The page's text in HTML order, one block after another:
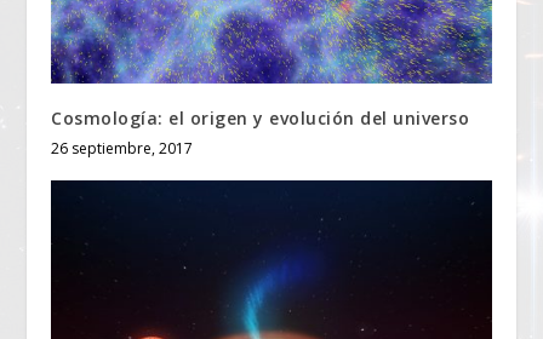
Cosmología: el origen y evolución del universo
26 septiembre, 2017